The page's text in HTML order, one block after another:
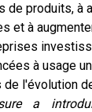
de produits, à
et à
à usage
de l'évolution
a